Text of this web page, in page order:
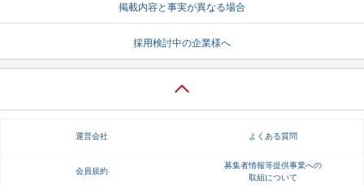
掲載内容と事実が異なる場合
採用検討中の企業様へ
運営会社 よくある質問
会員規約
募集者情報等提供事業への
取組について